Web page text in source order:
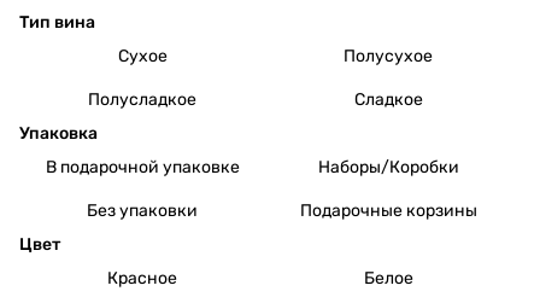
Тип вина
Сухое
Полусухое
Полусладкое
Сладкое
Упаковка
В подарочной упаковке
Наборы/Коробки
Без упаковки
Подарочные корзины
Цвет
Красное
Белое